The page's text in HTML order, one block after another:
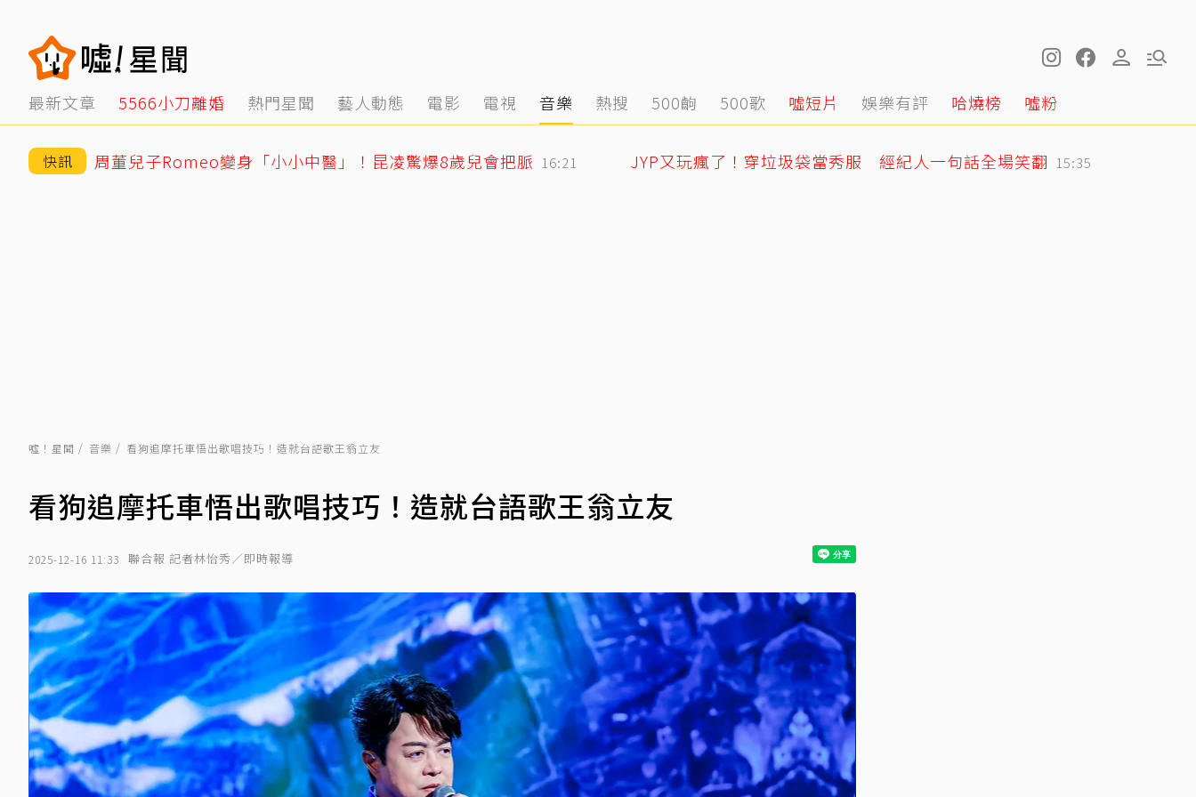
最新文章 5566小刀離婚 熱門星聞 藝人動態 電影 電視 音樂 熱搜 500齣 500歌 噓短片 娛樂有評 哈燒榜 噓粉
快訊 周董兒子Romeo變身「小小中醫」！昆凌驚爆8歲兒會把脈 16:21 JYP又玩瘋了！穿垃圾袋當秀服 經紀人一句話全場笑翻 15:35
噓！星聞 音樂 看狗追摩托車悟出歌唱技巧！造就台語歌王翁立友
看狗追摩托車悟出歌唱技巧！造就台語歌王翁立友
2025-12-16 11:33 聯合報 記者林怡秀／即時報導